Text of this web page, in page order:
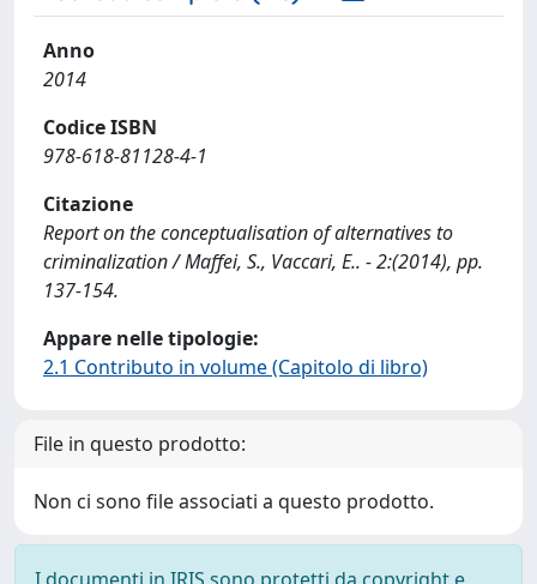
Anno
2014
Codice ISBN
978-618-81128-4-1
Citazione
Report on the conceptualisation of alternatives to
criminalization / Maffei, S., Vaccari, E.. - 2:(2014), pp.
137-154.
Appare nelle tipologie:
2.1 Contributo in volume (Capitolo di libro)
File in questo prodotto:
Non ci sono file associati a questo prodotto.